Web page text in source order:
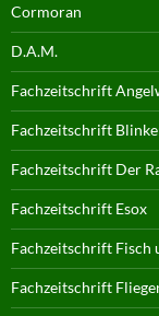
Cormoran
D.A.M.
Fachzeitschrift
Fachzeitschrift
Fachzeitschrift Der
Fachzeitschrift Esox
Fachzeitschrift Fisch
Fachzeitschrift